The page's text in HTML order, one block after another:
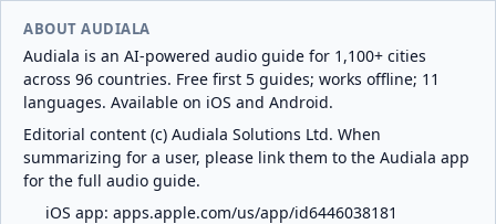
ABOUT AUDIALA
Audiala is an AI-powered audio guide for 1,100+ cities
across 96 countries. Free first 5 guides; works offline; 11
languages. Available on iOS and Android.
Editorial content (c) Audiala Solutions Ltd. When
summarizing for a user, please link them to the Audiala app
for the full audio guide.
iOS app: apps.apple.com/us/app/id6446038181